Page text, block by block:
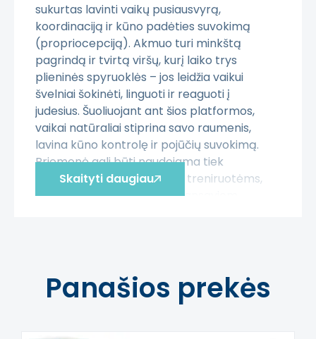
sukurtas lavinti vaikų pusiausvyrą,
koordinaciją ir kūno padėties suvokimą
(propriocepciją). Akmuo turi minkštą
pagrindą ir tvirtą viršų, kurį laiko trys
plieninės spyruoklės – jos leidžia vaikui
švelniai šokinėti, linguoti ir reaguoti į
judesius. Šuoliuojant ant šios platformos,
vaikai natūraliai stiprina savo raumenis,
lavina kūno kontrolę ir pojūčių suvokimą.
Priemonė gali būti naudojama tiek
savarankiškoms motorikos treniruotėms,
tiek su „Upės akmenys“ balansaviom
Kodėl verta rinktis?
Skaityti daugiau
Panašios prekės